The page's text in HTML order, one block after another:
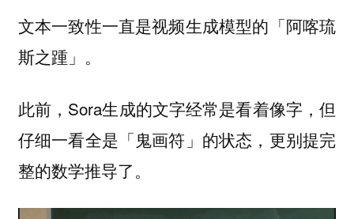
文本一致性一直是视频生成模型的「阿喀琉
斯之踵」。
此前，Sora生成的文字经常是看着像字，但
仔细一看全是「鬼画符」的状态，更别提完
整的数学推导了。